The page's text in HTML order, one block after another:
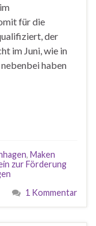
für die
der
im Juni, wie in
haben
, Maken
zur Förderung
1 Kommentar